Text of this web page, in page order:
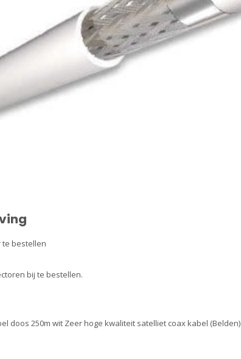
te bestellen
bij te bestellen.
doos 250m wit Zeer hoge kwaliteit satelliet coax kabel (Belden)